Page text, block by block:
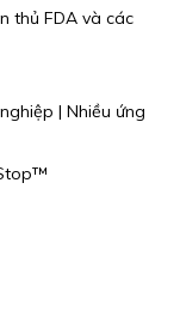
thủ FDA và các
| Nhiều ứng